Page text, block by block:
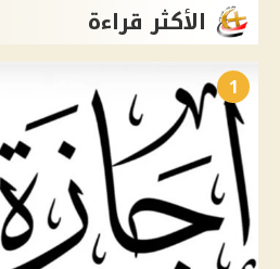
الأكثر قراءة
1